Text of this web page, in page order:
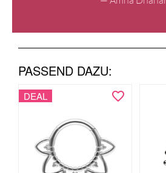
PASSEND DAZU:
DEAL